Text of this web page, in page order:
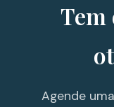
Tem
Agende